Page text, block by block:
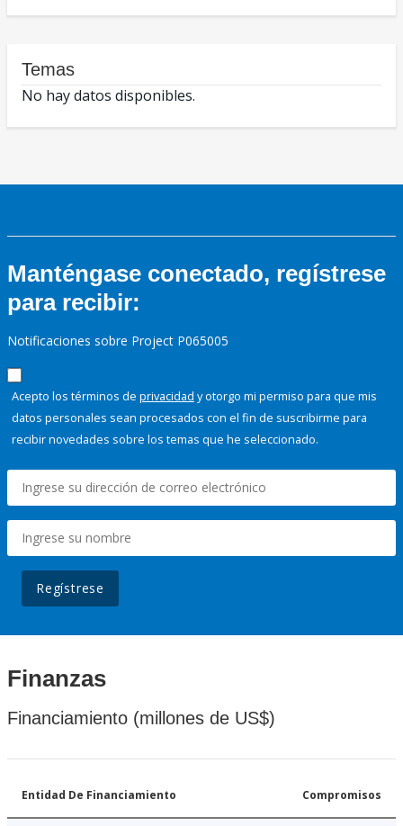
Temas
No hay datos disponibles.
Manténgase conectado, regístrese
para recibir:
Notificaciones sobre Project P065005
Acepto los términos de privacidad y otorgo mi permiso para que mis
datos personales sean procesados con el fin de suscribirme para
recibir novedades sobre los temas que he seleccionado.
Regístrese
Finanzas
Financiamiento (millones de US$)
Entidad De Financiamiento Compromisos